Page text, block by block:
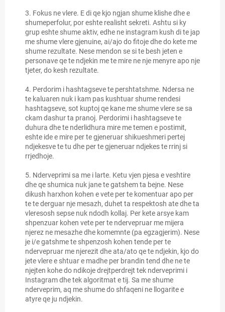
3. Fokus ne vlere. E di qe kjo ngjan shume klishe dhe e
shumeperfolur, por eshte realisht sekreti. Ashtu si ky
grup eshte shume aktiv, edhe ne instagram kush di te jap
me shume vlere gjenuine, ai/ajo do fitoje dhe do kete me
shume rezultate. Nese mendon se si te besh jeten e
personave qe te ndjekin me te mire ne nje menyre apo nje
tjeter, do kesh rezultate.
4. Perdorim i hashtagseve te pershtatshme. Ndersa ne
te kaluaren nuk i kam pas kushtuar shume rendesi
hashtagseve, sot kuptoj qe kane me shume vlere se sa
ckam dashur ta pranoj. Perdorimi i hashtagseve te
duhura dhe te nderlidhura mire me temen e postimit,
eshte ide e mire per te gjeneruar shikueshmeri pertej
ndjekesve te tu dhe per te gjeneruar ndjekes te rrinj si
rrjedhoje.
5. Nderveprimi sa me i larte. Ketu vjen pjesa e veshtire
dhe qe shumica nuk jane te gatshem ta bejne. Nese
dikush harxhon kohen e vete per te komentuar apo per
te te derguar nje mesazh, duhet ta respektosh ate dhe ta
vleresosh sepse nuk ndodh kollaj. Per kete arsye kam
shpenzuar kohen vete per te ndervepruar me mijera
njerez ne mesazhe dhe komemnte (pa egzagjerim). Nese
je i/e gatshme te shpenzosh kohen tende per te
ndervepruar me njerezit dhe ata/ato qe te ndjekin, kjo do
jete vlere e shtuar e madhe per brandin tend dhe ne te
njejten kohe do ndikoje drejtperdrejt tek nderveprimi i
Instagram dhe tek algoritmat e tij. Sa me shume
nderveprim, aq me shume do shfaqeni ne llogarite e
atyre qe ju ndjekin.